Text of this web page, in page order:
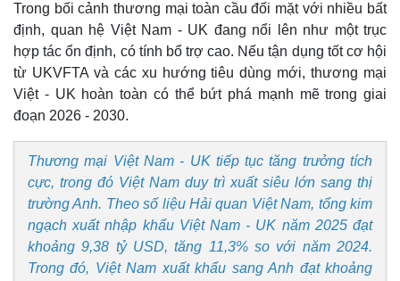
Pháp luật
Vụ án
Tin nóng
Tư vấn luật
Quân sự - Quốc phòng
Vũ khí
Việt Nam
Trong bối cảnh thương mại toàn cầu đối mặt với nhiều bất
định, quan hệ Việt Nam - UK đang nổi lên như một trục
hợp tác ổn định, có tính bổ trợ cao. Nếu tận dụng tốt cơ hội
từ UKVFTA và các xu hướng tiêu dùng mới, thương mại
Việt - UK hoàn toàn có thể bứt phá mạnh mẽ trong giai
đoạn 2026 - 2030.
Thương mại Việt Nam - UK tiếp tục tăng trưởng tích
cực, trong đó Việt Nam duy trì xuất siêu lớn sang thị
trường Anh. Theo số liệu Hải quan Việt Nam, tổng kim
ngạch xuất nhập khẩu Việt Nam - UK năm 2025 đạt
khoảng 9,38 tỷ USD, tăng 11,3% so với năm 2024.
Trong đó, Việt Nam xuất khẩu sang Anh đạt khoảng